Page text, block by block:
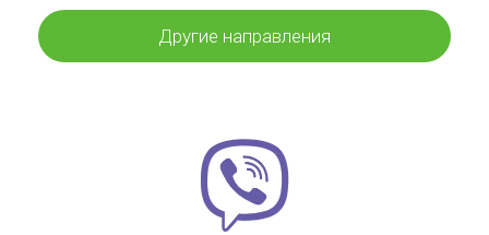
Другие направления